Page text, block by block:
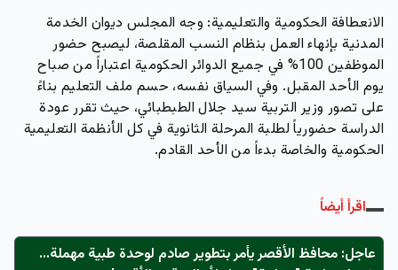
الانعطافة الحكومية والتعليمية: وجه المجلس ديوان الخدمة
المدنية بإنهاء العمل بنظام النسب المقلصة، ليصبح حضور
الموظفين 100% في جميع الدوائر الحكومية اعتباراً من صباح
يوم الأحد المقبل. وفي السياق نفسه، حسم ملف التعليم بناءً
على تصور وزير التربية سيد جلال الطبطبائي، حيث تقرر عودة
الدراسة حضورياً لطلبة المرحلة الثانوية في كل الأنظمة التعليمية
الحكومية والخاصة بدءاً من الأحد القادم.
اقرأ أيضاً
عاجل: محافظ الأقصر يأمر بتطوير صادم لوحدة طبية مهملة...